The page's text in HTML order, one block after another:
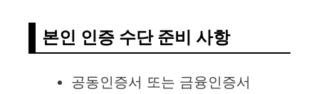
본인 인증 수단 준비 사항
공동인증서 또는 금융인증서